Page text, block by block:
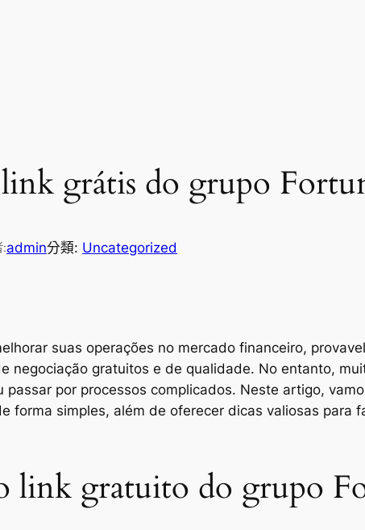
grátis do grupo
:admin分類: Uncategorized
suas operações no mercado financeiro,
negociação gratuitos e de qualidade. No entanto,
passar por processos complicados. Neste artigo,
forma simples, além de oferecer dicas valiosas para
link gratuito do grupo